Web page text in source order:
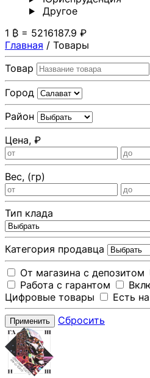
Другoе
1 ₿ = 5216187.9 ₽
Главная / Товары
Товар
Город
Район
Цена, ₽
Вес, (гр)
Тип клада
Категория продавца
От магазина с депозитом
Работа с гарантом
Цифровые товары
Есть
Применить Сбросить